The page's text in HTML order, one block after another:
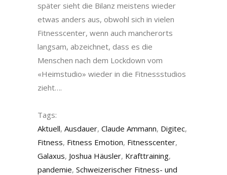
später sieht die Bilanz meistens wieder
etwas anders aus, obwohl sich in vielen
Fitnesscenter, wenn auch mancherorts
langsam, abzeichnet, dass es die
Menschen nach dem Lockdown vom
«Heimstudio» wieder in die Fitnessstudios
zieht….
Tags:
Aktuell, Ausdauer, Claude Ammann, Digitec,
Fitness, Fitness Emotion, Fitnesscenter,
Galaxus, Joshua Häusler, Krafttraining,
pandemie, Schweizerischer Fitness- und